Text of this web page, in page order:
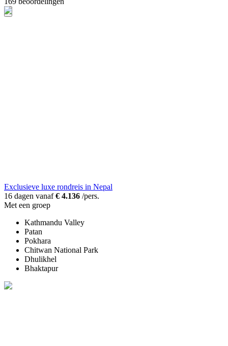
Exclusieve luxe rondreis in Nepal
16 dagen vanaf€ 4.136 /pers.
Met een groep
Kathmandu Valley
Patan
Pokhara
Chitwan National Park
Dhulikhel
Bhaktapur